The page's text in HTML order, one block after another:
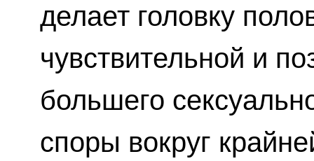
делает головку
чувствительной и
большего
споры вокруг